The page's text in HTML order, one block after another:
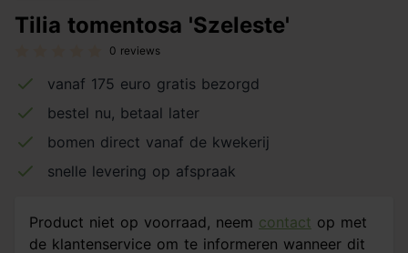
Tilia tomentosa 'Szeleste'
0 reviews
vanaf 175 euro gratis bezorgd
bestel nu, betaal later
bomen direct vanaf de kwekerij
snelle levering op afspraak
Product niet op voorraad, neem contact op met
de klantenservice om te informeren wanneer dit